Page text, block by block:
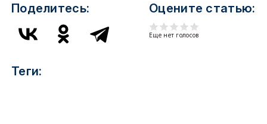
Поделитесь: Оцените статью:
Еще нет голосов
Теги: